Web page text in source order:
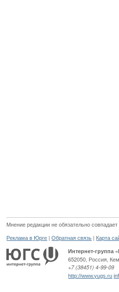
Мнение редакции не обязательно
Реклама в Юрге |Обратная связь | Карта
Интернет-группа
652050 Россия
+7 (38451) 4-99-09
http://www.yugs.ru